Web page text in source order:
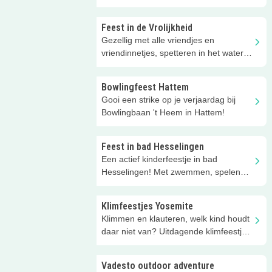
Feest in de Vrolijkheid
Gezellig met alle vriendjes en
vriendinnetjes, spetteren in het water
Bowlingfeest Hattem
Gooi een strike op je verjaardag bij
Bowlingbaan 't Heem in Hattem!
Feest in bad Hesselingen
Een actief kinderfeestje in bad
Hesselingen! Met zwemmen, spelen
Klimfeestjes Yosemite
Klimmen en klauteren, welk kind houdt
daar niet van? Uitdagende klimfeestjes
Vadesto outdoor adventure